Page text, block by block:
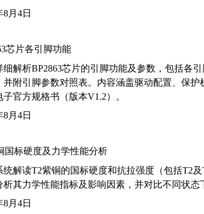
8月4日
芯片各引脚功能
细解析BP2863芯片的引脚功能及参数，包括各
并附引脚参数对照表。内容涵盖驱动配置、保
子官方规格书（版本V1.2）。
8月4日
国标硬度及力学性能分析
统解读T2紫铜的国标硬度和抗拉强度（包括T2及
析其力学性能指标及影响因素，并对比不同状态
8月4日